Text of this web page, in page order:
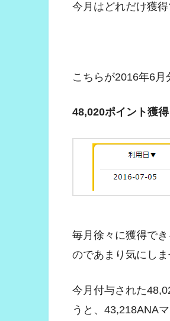
今月はどれだけ獲
こちらが2016年6月
48,020ポイント獲
毎月徐々に獲得で
のであまり気にしま
今月付与された
うと、43,218ANA